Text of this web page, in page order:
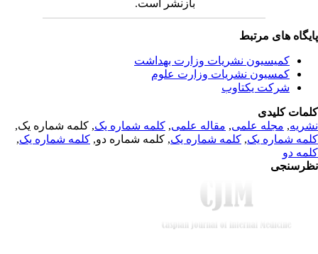
بازنشر است.
های مرتبط
کمیسیون نشریات وزارت بهداشت
کمسیون نشریات وزارت علوم
شرکت یکتاوب
کلیدی
,مجله علمی, مقاله علمی, کلمه شماره یک, کلمه شماره یک,
شماره یک,کلمه شماره یک, کلمه شماره دو,کلمه شماره یک,
دو